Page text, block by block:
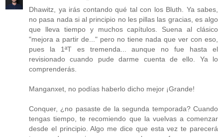
Dhawitz, ya irás contando qué tal con los Bluth. Ya sabes,
no pasa nada si al principio no les pillas las gracias, es algo
que lleva tiempo y muchos capítulos. Suena al clásico
"mejora a partir de..." pero no tiene nada que ver con eso,
pues la 1ªT es tremenda... aunque no fue hasta el
revisionado cuando pude darme cuenta de ello. Ya lo
comprenderás.
Manganxet, no podías haberlo dicho mejor ¡Grande!
Conquer, ¿no pasaste de la segunda temporada? Cuando
tengas tiempo, te recomiendo que la vuelvas a comenzar
desde el principio. Algo me dice que esta vez te parecerá